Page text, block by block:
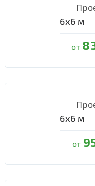
6х6 м
от
6х6 м
от